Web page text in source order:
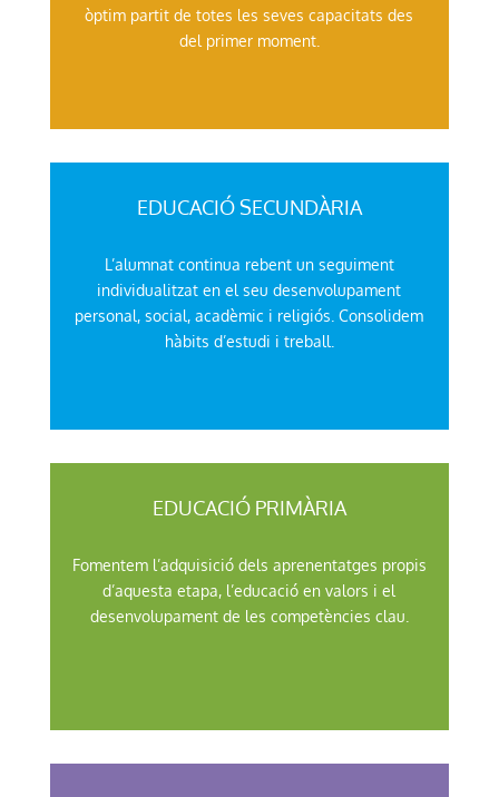
òptim partit de totes les seves capacitats des
del primer moment.
EDUCACIÓ SECUNDÀRIA
L’alumnat continua rebent un seguiment
individualitzat en el seu desenvolupament
personal, social, acadèmic i religiós. Consolidem
hàbits d’estudi i treball.
EDUCACIÓ PRIMÀRIA
Fomentem l’adquisició dels aprenentatges propis
d’aquesta etapa, l’educació en valors i el
desenvolupament de les competències clau.